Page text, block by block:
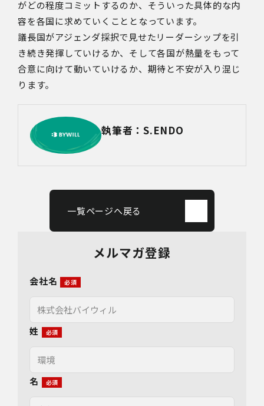
がどの程度コミットするのか、そういった具体的な内
容を各国に求めていくこととなっています。
議長国がアジェンダ採択で見せたリーダーシップを引
き続き発揮していけるか、そして各国が熱量をもって
合意に向けて動いていけるか、期待と不安が入り混じ
ります。
執筆者：S.ENDO
一覧ページへ戻る
メルマガ登録
会社名
姓
名